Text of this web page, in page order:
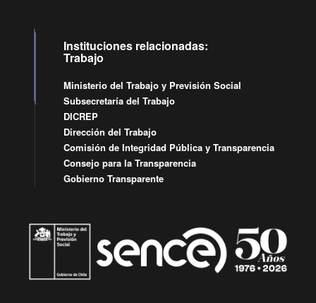
Instituciones relacionadas:
Trabajo
Ministerio del Trabajo y Previsión Social
Subsecretaría del Trabajo
DICREP
Dirección del Trabajo
Comisión de Integridad Pública y Transparencia
Consejo para la Transparencia
Gobierno Transparente